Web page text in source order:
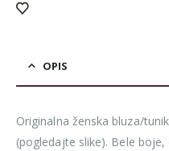
OPIS
Originalna ženska bluza/
(pogledajte slike). Bele